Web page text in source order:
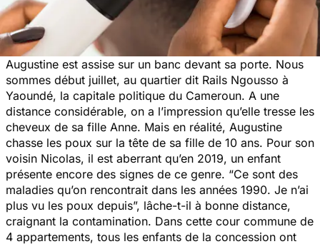
Augustine est assise sur un banc devant sa porte. Nous
sommes début juillet, au quartier dit Rails Ngousso à
Yaoundé, la capitale politique du Cameroun. A une
distance considérable, on a l’impression qu’elle tresse les
cheveux de sa fille Anne. Mais en réalité, Augustine
chasse les poux sur la tête de sa fille de 10 ans. Pour son
voisin Nicolas, il est aberrant qu’en 2019, un enfant
présente encore des signes de ce genre. “Ce sont des
maladies qu’on rencontrait dans les années 1990. Je n’ai
plus vu les poux depuis”, lâche-t-il à bonne distance,
craignant la contamination. Dans cette cour commune de
4 appartements, tous les enfants de la concession ont